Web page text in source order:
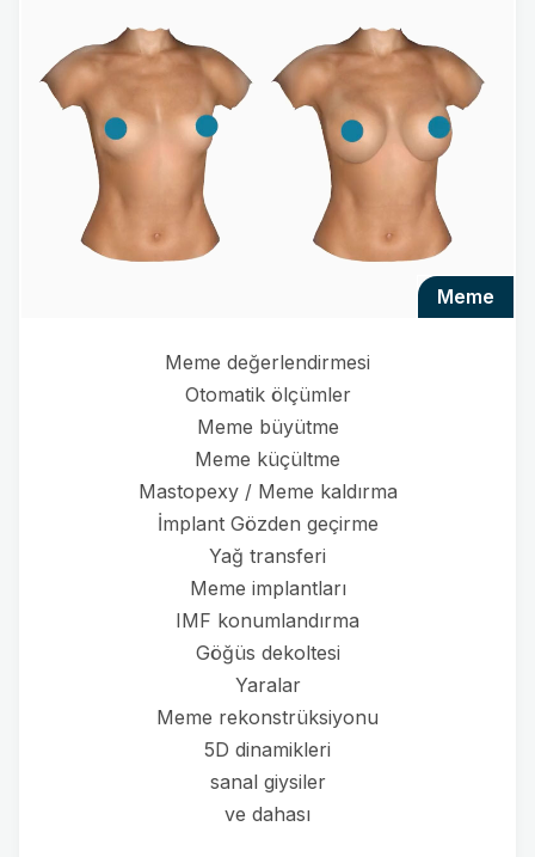
meme
Meme değerlendirmesi
Otomatik ölçümler
Meme büyütme
Meme küçültme
Mastopexy / Meme kaldırma
İmplant Gözden geçirme
Yağ transferi
Meme implantları
IMF konumlandırma
Göğüs dekoltesi
Yaralar
Meme rekonstrüksiyonu
5D dinamikleri
sanal giysiler
ve dahası